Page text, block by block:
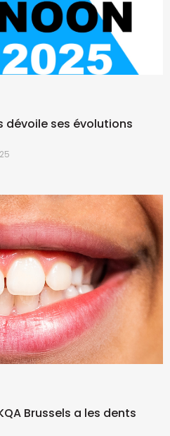
dévoile ses évolutions
Brussels a les dents